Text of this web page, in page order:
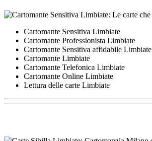
Cartomante Sensitiva Limbiate
Cartomante Professionista Limbiate
Cartomante Sensitiva affidabile Limbiate
Cartomante Limbiate
Cartomante Telefonica Limbiate
Cartomante Online Limbiate
Lettura delle carte Limbiate